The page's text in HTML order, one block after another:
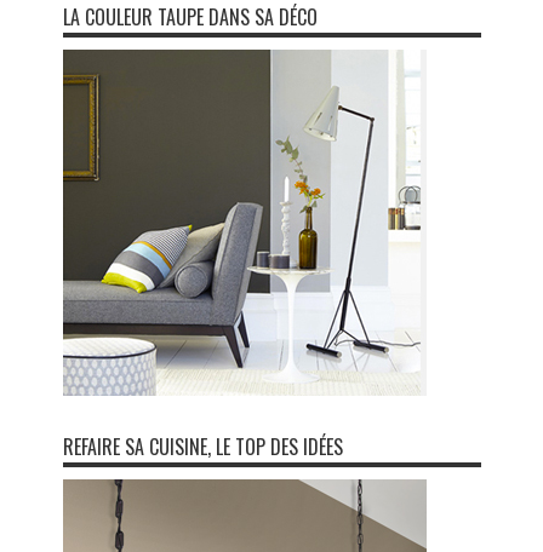
LA COULEUR TAUPE DANS SA DÉCO
REFAIRE SA CUISINE, LE TOP DES IDÉES